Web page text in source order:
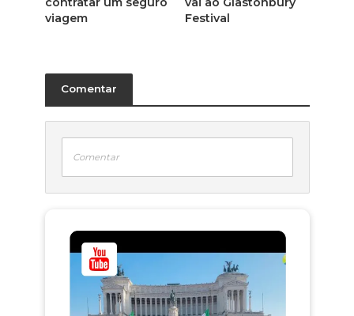
viagem
Festival
Comentar
Comentar